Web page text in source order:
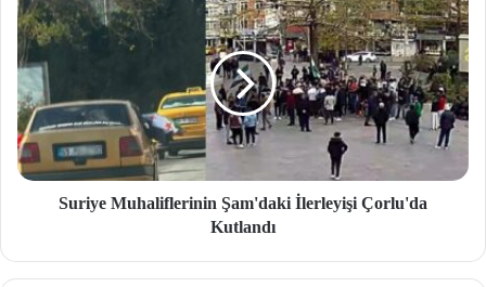
Suriye Muhaliflerinin Şam'daki İlerleyişi Çorlu'da
Kutlandı